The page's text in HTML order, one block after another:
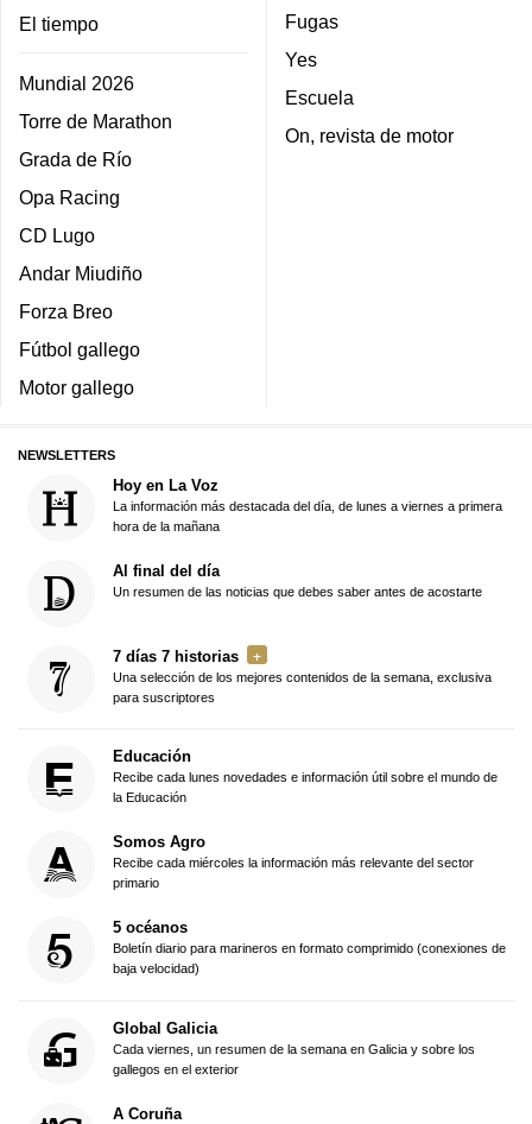
El tiempo
Mundial 2026
Torre de Marathon
Grada de Río
Opa Racing
CD Lugo
Andar Miudiño
Forza Breo
Fútbol gallego
Motor gallego
Fugas
Yes
Escuela
On, revista de motor
NEWSLETTERS
Hoy en La Voz
La información más destacada del día, de lunes a viernes a primera
hora de la mañana
Al final del día
Un resumen de las noticias que debes saber antes de acostarte
7 días 7 historias
Una selección de los mejores contenidos de la semana, exclusiva
para suscriptores
Educación
Recibe cada lunes novedades e información útil sobre el mundo de
la Educación
Somos Agro
Recibe cada miércoles la información más relevante del sector
primario
5 océanos
Boletín diario para marineros en formato comprimido (conexiones de
baja velocidad)
Global Galicia
Cada viernes, un resumen de la semana en Galicia y sobre los
gallegos en el exterior
A Coruña